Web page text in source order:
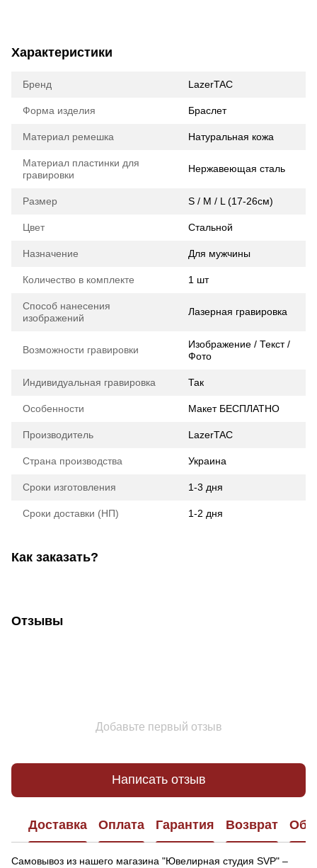
Характеристики
Бренд LazerTAC
Форма изделия Браслет
Материал ремешка Натуральная кожа
Материал пластинки для
гравировки
Нержавеющая сталь
Размер S / M / L (17-26см)
Цвет Стальной
Назначение Для мужчины
Количество в комплекте 1 шт
Способ нанесения
изображений
Лазерная гравировка
Возможности гравировки
Изображение / Текст /
Фото
Индивидуальная гравировка Так
Особенности Макет БЕСПЛАТНО
Производитель LazerTAC
Страна производства Украина
Сроки изготовления 1-3 дня
Сроки доставки (НП) 1-2 дня
Как заказать?
Отзывы
Добавьте первый отзыв
Написать отзыв
Доставка Оплата Гарантия Возврат
Самовывоз из нашего магазина "Ювелирная студия SVP" –